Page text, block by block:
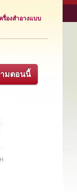
องสำอางแบบ
มตอนนี้